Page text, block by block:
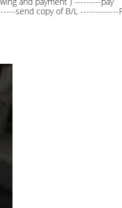
send copy of B/L